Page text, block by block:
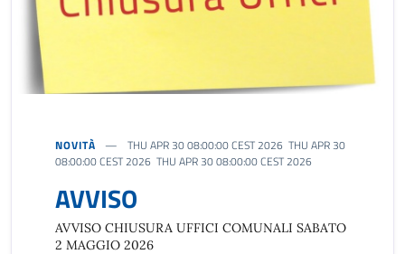
NOVITÀ
THU APR 30 08:00:00 CEST 2026 THU APR 30
08:00:00 CEST 2026 THU APR 30 08:00:00 CEST 2026
AVVISO
AVVISO CHIUSURA UFFICI COMUNALI SABATO
2 MAGGIO 2026